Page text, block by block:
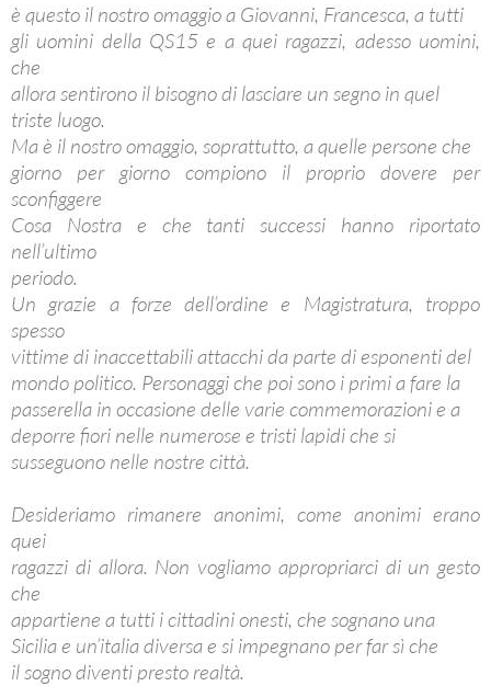
è questo il nostro omaggio a Giovanni, Francesca, a tutti
gli uomini della QS15 e a quei ragazzi, adesso uomini,
che
allora sentirono il bisogno di lasciare un segno in quel
triste luogo.
Ma è il nostro omaggio, soprattutto, a quelle persone che
giorno per giorno compiono il proprio dovere per
sconfiggere
Cosa Nostra e che tanti successi hanno riportato
nell’ultimo
periodo.
Un grazie a forze dell’ordine e Magistratura, troppo
spesso
vittime di inaccettabili attacchi da parte di esponenti del
mondo politico. Personaggi che poi sono i primi a fare la
passerella in occasione delle varie commemorazioni e a
deporre fiori nelle numerose e tristi lapidi che si
susseguono nelle nostre città.
Desideriamo rimanere anonimi, come anonimi erano
quei
ragazzi di allora. Non vogliamo appropriarci di un gesto
che
appartiene a tutti i cittadini onesti, che sognano una
Sicilia e un’italia diversa e si impegnano per far sì che
il sogno diventi presto realtà.